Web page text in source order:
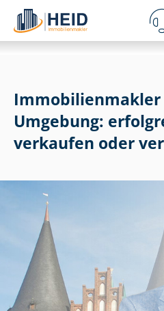
Umgebung:
verkaufen oder